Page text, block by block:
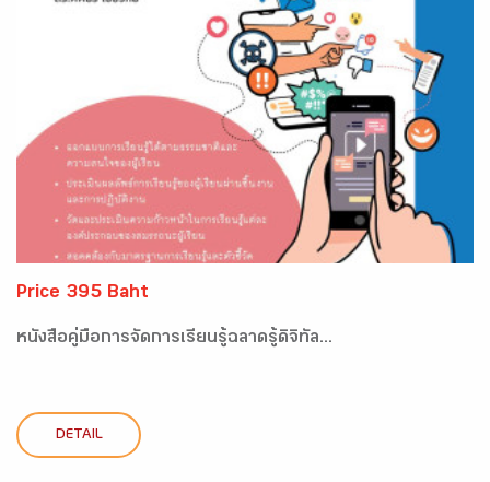
Price 395 Baht
หนังสือคู่มือการจัดการเรียนรู้ฉลาดรู้ดิจิทัล...
DETAIL